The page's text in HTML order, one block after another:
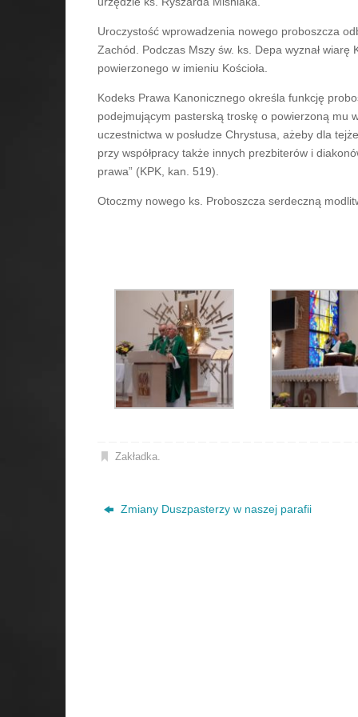
Uroczystość wprowadzenia nowego proboszcza
Zachód. Podczas Mszy św. ks. Depa wyznał wiarę
powierzonego w imieniu Kościoła.
Kodeks Prawa Kanonicznego określa funkcję
podejmującym pasterską troskę o powierzoną mu
uczestnictwa w posłudze Chrystusa, ażeby dla
przy współpracy także innych prezbiterów i
prawa” (KPK, kan. 519).
Otoczmy nowego ks. Proboszcza serdeczną
Zakładka.
Zmiany Duszpasterzy w naszej parafii